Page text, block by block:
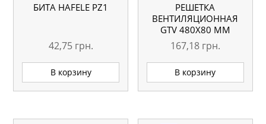
БИТА HAFELE PZ1
42,75 грн.
В корзину
РЕШЕТКА
ВЕНТИЛЯЦИОННАЯ
GTV 480Х80 ММ
БЕЛАЯ
167,18 грн.
В корзину